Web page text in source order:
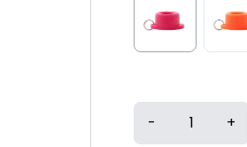
Universele
Partydop
- +